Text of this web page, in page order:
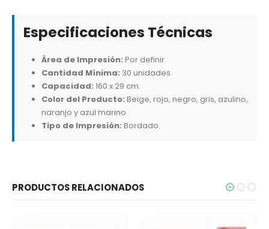
Especificaciones Técnicas
Área de Impresión: Por definir.
Cantidad Mínima: 30 unidades.
Capacidad: 160 x 29 cm.
Color del Producto: Beige, rojo, negro, gris, azulino,
naranjo y azul marino.
Tipo de Impresión: Bordado.
PRODUCTOS RELACIONADOS